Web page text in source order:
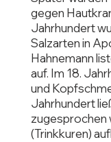
gegen
Jahrhundert
Salzarten in
Hahnemann
auf. Im 18.
und
Jahrhundert
zugesprochen
(Trinkkuren)